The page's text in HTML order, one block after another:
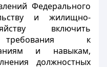
Федерального
и жилищно-
включить
к
и навыкам,
должностных